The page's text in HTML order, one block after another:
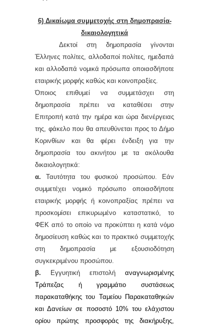
6) Δικαίωμα συμμετοχής στη δημοπρασία-
δικαιολογητικά
Δεκτοί στη δημοπρασία γίνονται
Έλληνες πολίτες, αλλοδαποί πολίτες, ημεδαπά
και αλλοδαπά νομικά πρόσωπα οποιασδήποτε
εταιρικής μορφής καθώς και κοινοπραξίες.
Όποιος επιθυμεί να συμμετάσχει στη
δημοπρασία πρέπει να καταθέσει στην
Επιτροπή κατά την ημέρα και ώρα διενέργειας
της, φάκελο που θα απευθύνεται προς το Δήμο
Κορινθίων και θα φέρει ένδειξη για την
δημοπρασία του ακινήτου με τα ακόλουθα
δικαιολογητικά:
α. Ταυτότητα του φυσικού προσώπου. Εάν
συμμετέχει νομικό πρόσωπο οποιασδήποτε
εταιρικής μορφής ή κοινοπραξίας πρέπει να
προσκομίσει επικυρωμένο καταστατικό, το
ΦΕΚ από το οποίο να προκύπτει η κατά νόμο
δημοσίευση καθώς και το πρακτικό συμμετοχής
στη δημοπρασία με εξουσιοδότηση
συγκεκριμένου προσώπου.
β. Εγγυητική επιστολή αναγνωρισμένης
Τράπεζας ή γραμμάτιο συστάσεως
παρακαταθήκης του Ταμείου Παρακαταθηκών
και Δανείων σε ποσοστό 10% του ελάχιστου
ορίου πρώτης προσφοράς της διακήρυξης,